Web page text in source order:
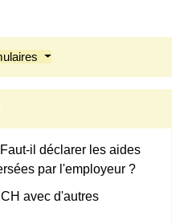
il déclarer les aides
par l'employeur ?
avec d'autres